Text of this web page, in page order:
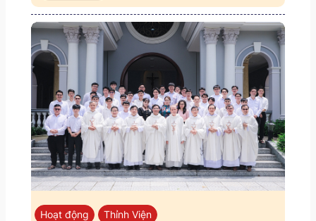
Hoạt động Thỉnh Viện